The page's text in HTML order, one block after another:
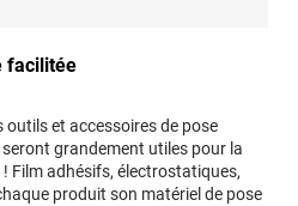
facilitée
outils et accessoires de pose
grandement utiles pour la
Film adhésifs, électrostatiques,
produit son matériel de pose